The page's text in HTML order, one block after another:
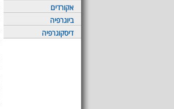
אקורדים
ביוגרפיה
דיסקוגרפיה